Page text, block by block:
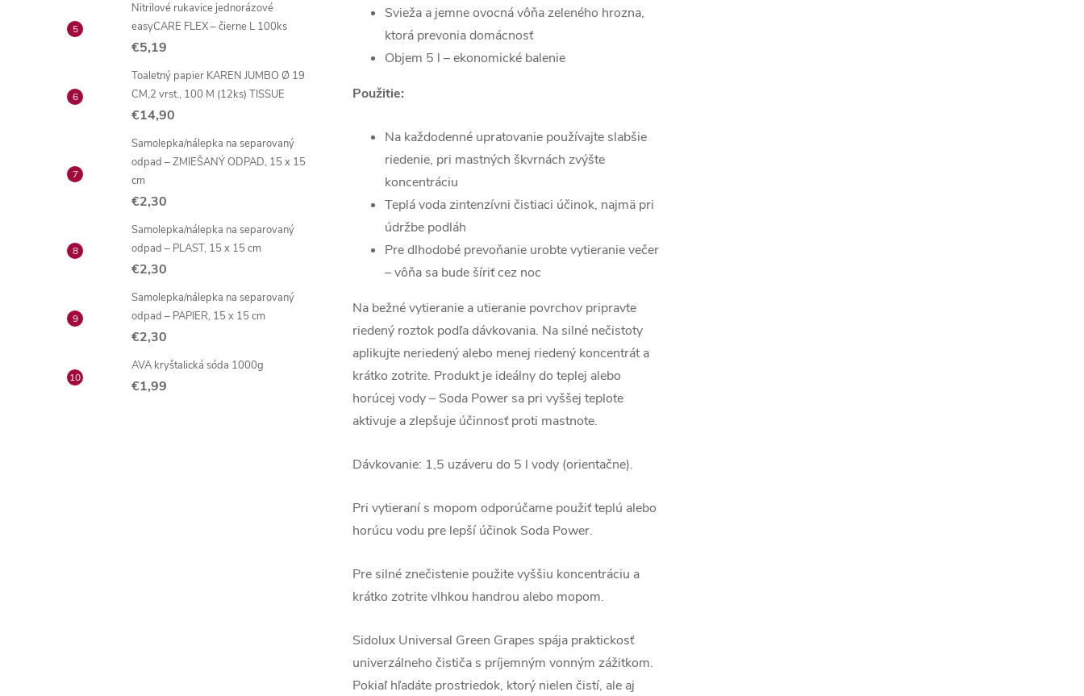
Nitrilové rukavice jednorázové
easyCARE FLEX – čierne L 100ks
€5,19
Toaletný papier KAREN JUMBO Ø 19
CM,2 vrst., 100 M (12ks) TISSUE
€14,90
Samolepka/nálepka na separovaný
odpad – ZMIEŠANÝ ODPAD, 15 x 15
cm
€2,30
Samolepka/nálepka na separovaný
odpad – PLAST, 15 x 15 cm
€2,30
Samolepka/nálepka na separovaný
odpad – PAPIER, 15 x 15 cm
€2,30
AVA kryštalická sóda 1000g
€1,99
Svieža a jemne ovocná vôňa zeleného hrozna,
ktorá prevonia domácnosť
Objem 5 l – ekonomické balenie
Použitie:
Na každodenné upratovanie používajte slabšie
riedenie, pri mastných škvrnách zvýšte
koncentráciu
Teplá voda zintenzívni čistiaci účinok, najmä pri
údržbe podláh
Pre dlhodobé prevoňanie urobte vytieranie večer
– vôňa sa bude šíriť cez noc
Na bežné vytieranie a utieranie povrchov pripravte
riedený roztok podľa dávkovania. Na silné nečistoty
aplikujte neriedený alebo menej riedený koncentrát a
krátko zotrite. Produkt je ideálny do teplej alebo
horúcej vody – Soda Power sa pri vyššej teplote
aktivuje a zlepšuje účinnosť proti mastnote.
Dávkovanie: 1,5 uzáveru do 5 l vody (orientačne).
Pri vytieraní s mopom odporúčame použiť teplú alebo
horúcu vodu pre lepší účinok Soda Power.
Pre silné znečistenie použite vyššiu koncentráciu a
krátko zotrite vlhkou handrou alebo mopom.
Sidolux Universal Green Grapes spája praktickosť
univerzálneho čističa s príjemným vonným zážitkom.
Pokiaľ hľadáte prostriedok, ktorý nielen čistí, ale aj